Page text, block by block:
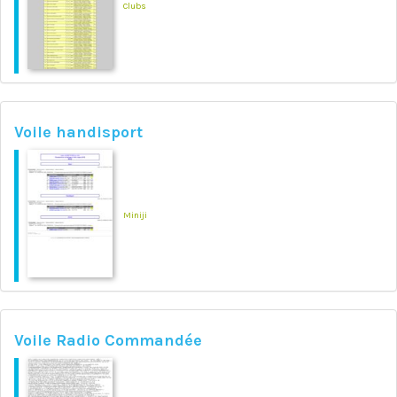
Clubs
Voile handisport
Miniji
Voile Radio Commandée